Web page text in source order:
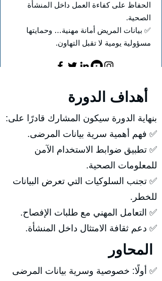
الحفاظ على كفاءة العمل داخل المنشأة
الصحية.
✅ بيانات المريض أمانة مهنية… وحمايتها
مسؤولية يومية لا تقبل التهاون.
بنهاية الدورة سيكون المشارك قادرًا على:
✅ فهم أهمية سرية بيانات المرضى.
✅ تطبيق ضوابط الاستخدام الآمن
للمعلومات الصحية.
✅ تجنب السلوكيات التي تعرض البيانات
للخطر.
✅ التعامل المهني مع طلبات الإفصاح.
✅ دعم ثقافة الامتثال داخل المنشأة.
✅ أولًا: خصوصية وسرية بيانات المرضى